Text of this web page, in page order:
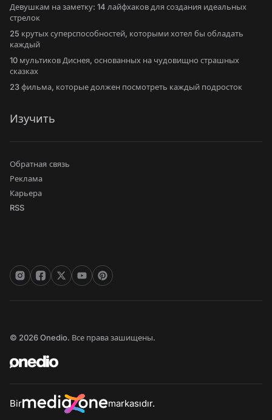
Девушкам на заметку: 14 лайфхаков для создания идеальных
стрелок
25 крутых суперспособностей, которыми хотел бы обладать
каждый
10 мультиков Диснея, основанных на чудовищно страшных
сказках
23 фильма, которые должен посмотреть каждый подросток
Изучить
Обратная связь
Реклама
Карьера
RSS
© 2026 Onedio. Все права зашищены.
Bir markasıdır.